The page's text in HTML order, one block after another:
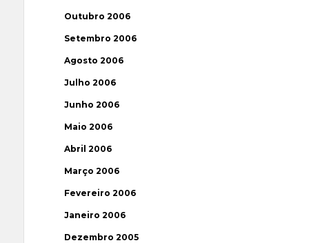
Outubro 2006
Setembro 2006
Agosto 2006
Julho 2006
Junho 2006
Maio 2006
Abril 2006
Março 2006
Fevereiro 2006
Janeiro 2006
Dezembro 2005